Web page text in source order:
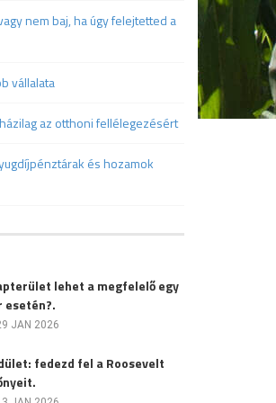
nem baj, ha úgy felejtetted a
vállalata
az otthoni fellélegezésért
és hozamok
lehet a megfelelő egy
esetén?.
JAN 2026
fedezd fel a Roosevelt